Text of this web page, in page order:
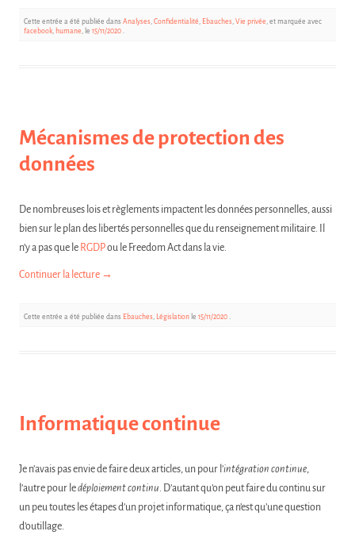
Cette entrée a été publiée dans Analyses, Confidentialité , Ebauches, Vie privée , et marquée avec
facebook, humane , le 15/11/2020 .
Mécanismes de protection des
données
De nombreuses lois et règlements impactent les données personnelles, aussi
bien sur le plan des libertés personnelles que du renseignement militaire. Il
n’y a pas que le RGDPou le Freedom Act dans la vie.
Continuer la lecture →
Cette entrée a été publiée dans Ebauches, Législation le 15/11/2020 .
Informatique continue
Je n’avais pas envie de faire deux articles, un pour l’intégration continue,
l’autre pour ledéploiement continu. D’autant qu’on peut faire du continu sur
un peu toutes les étapes d’un projet informatique, ça n’est qu’une question
d’outillage.